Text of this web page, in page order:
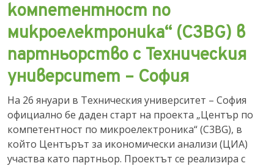
компетентност по
микроелектроника“ (C3BG) в
партньорство с Техническия
университет – София
На 26 януари в Техническия университет – София
официално бе даден старт на проекта „Център по
компетентност по микроелектроника“ (C3BG), в
който Центърът за икономически анализи (ЦИА)
участва като партньор. Проектът се реализира с